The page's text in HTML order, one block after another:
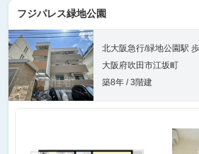
フジパレス緑地公園
北大阪急行/緑地公園駅
大阪府吹田市江坂町
築8年 / 3階建